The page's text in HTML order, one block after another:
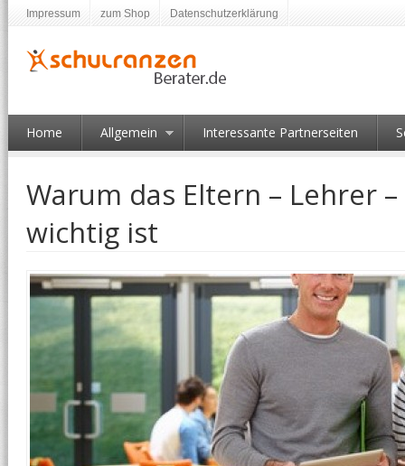
Impressum zum Shop Datenschutzerklärung
Home Allgemein Interessante Partnerseiten
Warum das Eltern – Lehrer
wichtig ist